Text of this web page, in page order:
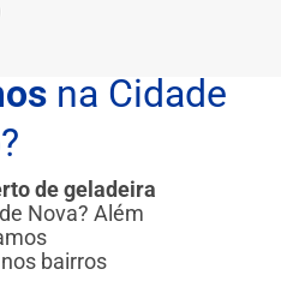
na Cidade
de geladeira
Nova? Além
bairros